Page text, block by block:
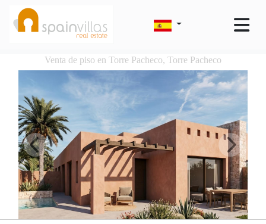
Venta de piso en Torre Pacheco, Torre Pacheco